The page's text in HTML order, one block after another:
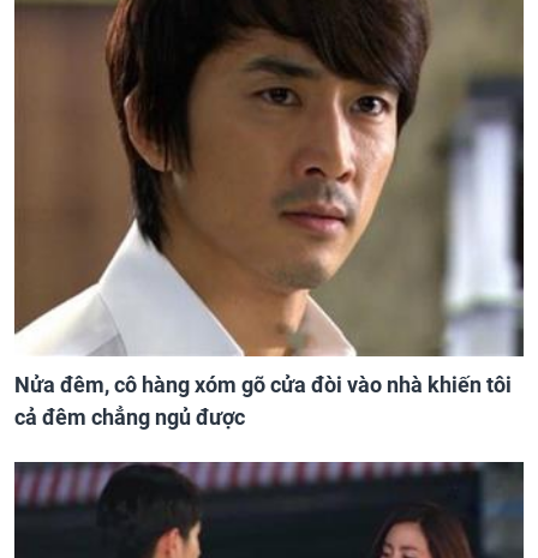
Nửa đêm, cô hàng xóm gõ cửa đòi vào nhà khiến tôi
cả đêm chẳng ngủ được